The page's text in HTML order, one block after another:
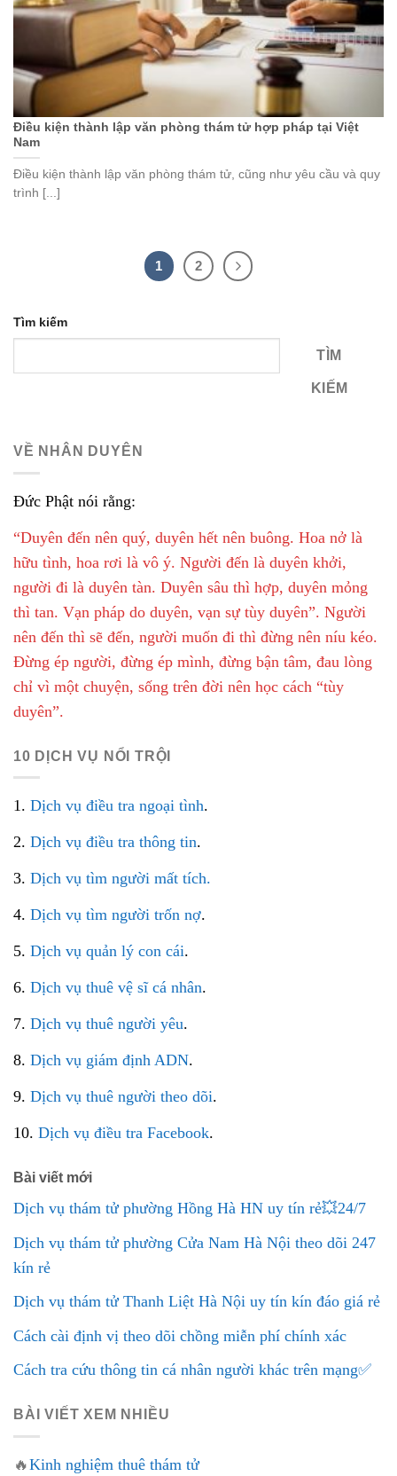
Điều kiện thành lập văn phòng thám tử hợp pháp tại Việt
Nam
Điều kiện thành lập văn phòng thám tử, cũng như yêu cầu và quy
trình [...]
1 2
Tìm kiếm
TÌM
KIẾM
VỀ NHÂN DUYÊN
Đức Phật nói rằng:
“Duyên đến nên quý, duyên hết nên buông. Hoa nở là
hữu tình, hoa rơi là vô ý. Người đến là duyên khởi,
người đi là duyên tàn. Duyên sâu thì hợp, duyên mỏng
thì tan. Vạn pháp do duyên, vạn sự tùy duyên”. Người
nên đến thì sẽ đến, người muốn đi thì đừng nên níu kéo.
Đừng ép người, đừng ép mình, đừng bận tâm, đau lòng
chỉ vì một chuyện, sống trên đời nên học cách “tùy
duyên”.
10 DỊCH VỤ NỔI TRỘI
1. Dịch vụ điều tra ngoại tình.
2. Dịch vụ điều tra thông tin.
3. Dịch vụ tìm người mất tích.
4. Dịch vụ tìm người trốn nợ.
5. Dịch vụ quản lý con cái.
6. Dịch vụ thuê vệ sĩ cá nhân.
7. Dịch vụ thuê người yêu.
8. Dịch vụ giám định ADN.
9. Dịch vụ thuê người theo dõi.
10. Dịch vụ điều tra Facebook.
Bài viết mới
Dịch vụ thám tử phường Hồng Hà HN uy tín rẻ💥24/7
Dịch vụ thám tử phường Cửa Nam Hà Nội theo dõi 247
kín rẻ
Dịch vụ thám tử Thanh Liệt Hà Nội uy tín kín đáo giá rẻ
Cách cài định vị theo dõi chồng miễn phí chính xác
Cách tra cứu thông tin cá nhân người khác trên mạng✅
BÀI VIẾT XEM NHIỀU
🔥Kinh nghiệm thuê thám tử